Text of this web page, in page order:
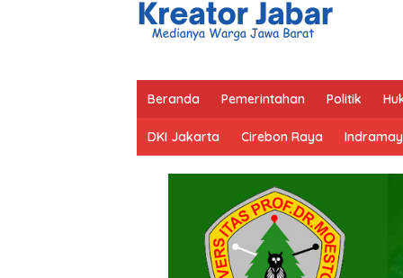
Beranda Pemerintahan Politik
DKI Jakarta Cirebon Raya